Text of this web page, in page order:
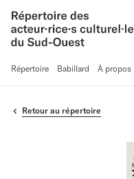
Répertoire Babillard À propos
Retour au répertoire